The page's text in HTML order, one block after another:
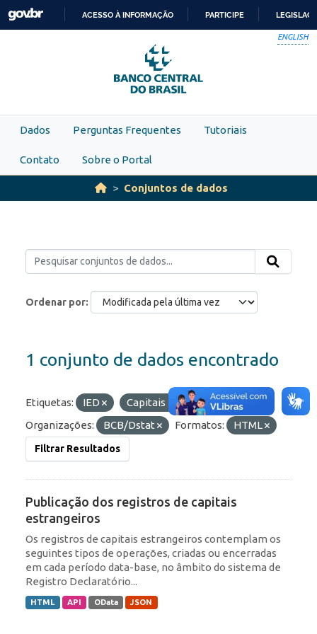
Skip to main content
PARA
O
CONTEÚDO
ACESSO À INFORMAÇÃO PARTICIPE
ENGLISH
Dados Perguntas Frequentes Tutoriais
Contato Sobre o Portal
Conjuntos de dados
Ordenar por
1 conjunto de dados encontrado
Etiquetas: IED
Capitais Estrangeiros
Organizações:
BCB/Dstat Formatos: HTML
Filtrar Resultados
Publicação dos registros de capitais
estrangeiros
Os registros de capitais estrangeiros contemplam os
seguintes tipos de operações, criadas ou encerradas
em cada período data-base, no âmbito do sistema de
Registro Declaratório...
HTML API OData JSON